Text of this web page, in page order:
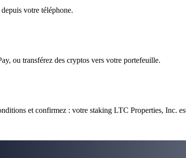
votre téléphone.
ou transférez des cryptos vers votre portefeuille.
et confirmez : votre staking LTC Properties, Inc.